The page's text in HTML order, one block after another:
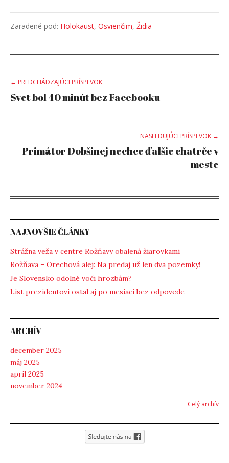
Zaradené pod: Holokaust, Osvienčim, Židia
Post
← PREDCHÁDZAJÚCI PRÍSPEVOK
Svet bol 40 minút bez Facebooku
NASLEDUJÚCI PRÍSPEVOK →
Primátor Dobšinej nechce ďalšie chatrče v
meste
NAJNOVŠIE ČLÁNKY
Strážna veža v centre Rožňavy obalená žiarovkami
Rožňava – Orechová alej: Na predaj už len dva pozemky!
Je Slovensko odolné voči hrozbám?
List prezidentovi ostal aj po mesiaci bez odpovede
ARCHÍV
december 2025
máj 2025
apríl 2025
november 2024
Celý archív